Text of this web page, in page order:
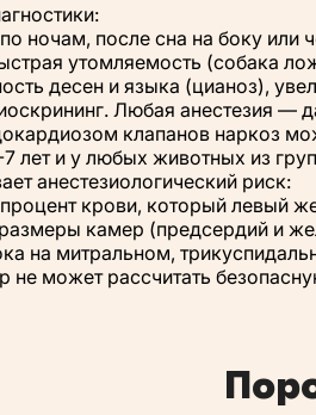
ночам, после сна на боку или
утомляемость (собака
десен и языка (цианоз),
Любая анестезия —
клапанов наркоз
лет и у любых животных из
анестезиологический риск:
крови, который левый
камер (предсердий и
на митральном,
не может рассчитать